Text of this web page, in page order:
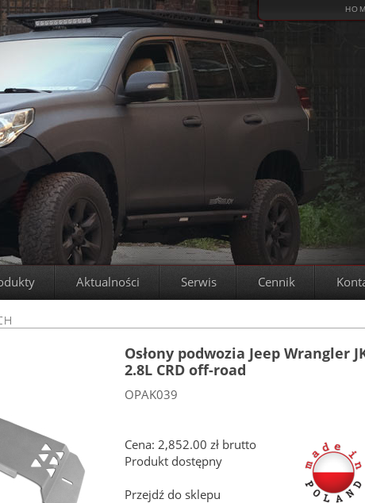
Aktualności Serwis Cennik
Osłony podwozia Jeep Wrangler
2.8L CRD off-road
OPAK039
Cena: 2,852.00 zł brutto
Produkt dostępny
Przejdź do sklepu